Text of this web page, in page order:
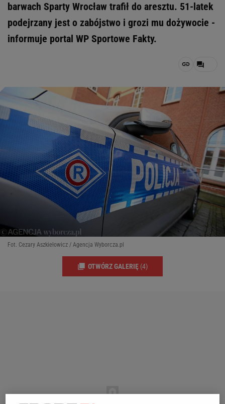
barwach Sparty Wrocław trafił do aresztu. 51-latek
podejrzany jest o zabójstwo i grozi mu dożywocie -
informuje portal WP Sportowe Fakty.
Fot. Cezary Aszkiełowicz / Agencja Wyborcza.pl
OTWÓRZ GALERIĘ (4)